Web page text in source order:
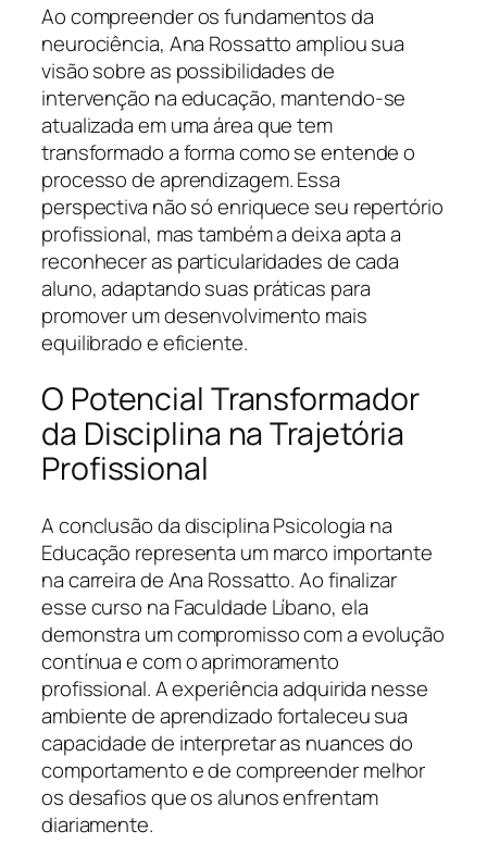
Ao compreender os fundamentos da
neurociência, Ana Rossatto ampliou sua
visão sobre as possibilidades de
intervenção na educação, mantendo-se
atualizada em uma área que tem
transformado a forma como se entende o
processo de aprendizagem. Essa
perspectiva não só enriquece seu repertório
profissional, mas também a deixa apta a
reconhecer as particularidades de cada
aluno, adaptando suas práticas para
promover um desenvolvimento mais
equilibrado e eficiente.
O Potencial Transformador
da Disciplina na Trajetória
Profissional
A conclusão da disciplina Psicologia na
Educação representa um marco importante
na carreira de Ana Rossatto. Ao finalizar
esse curso na Faculdade Líbano, ela
demonstra um compromisso com a evolução
contínua e com o aprimoramento
profissional. A experiência adquirida nesse
ambiente de aprendizado fortaleceu sua
capacidade de interpretar as nuances do
comportamento e de compreender melhor
os desafios que os alunos enfrentam
diariamente.